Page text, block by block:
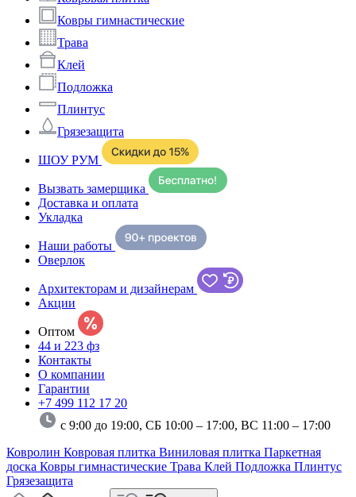
Ковры гимнастические
Трава
Клей
Подложка
Плинтус
Грязезащита
ШОУ РУМ
Вызвать замерщика
Доставка и оплата
Укладка
Наши работы
Оверлок
Архитекторам и дизайнерам
Акции
Оптом
44 и 223 фз
Контакты
О компании
Гарантии
+7 499 112 17 20
с 9:00 до 19:00, СБ 10:00 – 17:00, ВС 11:00 – 17:00
Ковролин Ковровая плитка Виниловая плитка Паркетная
доска Ковры гимнастические Трава Клей Подложка Плинтус
Грязезащита